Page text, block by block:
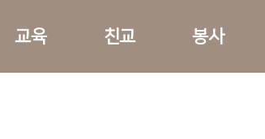
교육 친교 봉사